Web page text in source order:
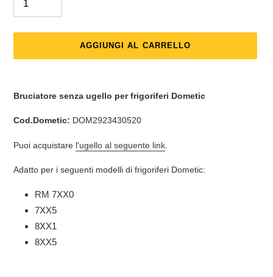
AGGIUNGI AL CARRELLO
nel
Bruciatore senza ugello per frigoriferi Dometic
Cod.Dometic: DOM2923430520
Puoi acquistare l'ugello al seguente link
Adatto per i seguenti modelli di frigoriferi Dometic:
RM 7XX0
7XX5
8XX1
8XX5